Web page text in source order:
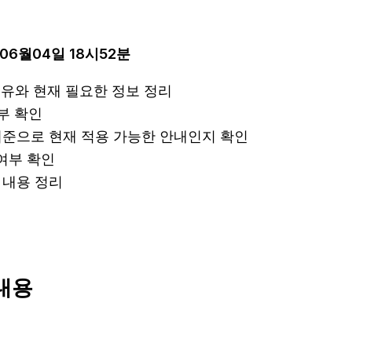
월04일 18시52분
와 현재 필요한 정보 정리
확인
으로 현재 적용 가능한 안내인지 확인
부 확인
용 정리
용